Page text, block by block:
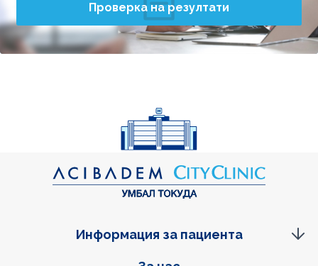
Проверка на резултати
Информация за пациента